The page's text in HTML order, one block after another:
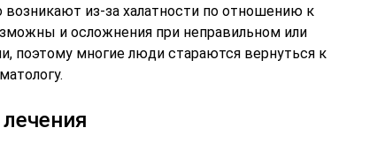
из-за халатности по отношению к
и осложнения при неправильном или
поэтому многие люди стараются вернуться к